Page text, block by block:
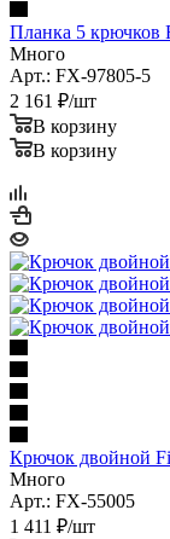
Планка 5 крючков
Много
Арт.: FX-97805-5
2 161 ₽/шт
В корзину
В корзину
Крючок двойной
Много
Арт.: FX-55005
1 411 ₽/шт